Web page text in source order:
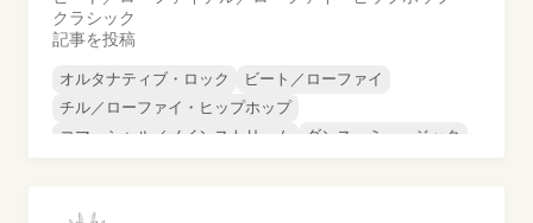
クラシック
記事を投稿
オルタナティブ・ロック
ビート／ローファイ
チル／ローファイ・ヒップホップ
コマーシャル／メインストリーム
ダンス・ミュージック